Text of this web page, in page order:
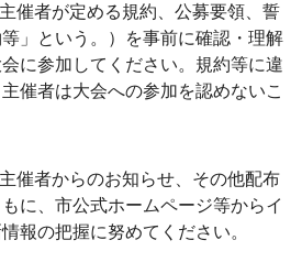
催者が定める規約、公募要領、誓
」という。）を事前に確認・理解
に参加してください。規約等に違
催者は大会への参加を認めないこ
催者からのお知らせ、その他配布
に、市公式ホームページ等からイ
報の把握に努めてください。